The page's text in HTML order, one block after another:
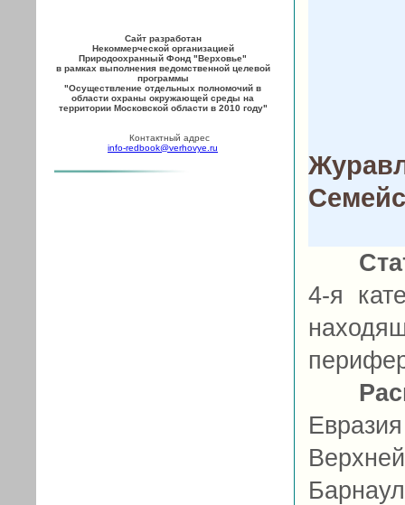
Сайт разработан
Некоммерческой организацией
Природоохранный Фонд "Верховье"
в рамках выполнения ведомственной целевой
программы
"Осуществление отдельных полномочий в
области охраны окружающей среды на
территории Московской области в 2010 году"
Контактный адрес
info-redbook@verhovye.ru
4-я